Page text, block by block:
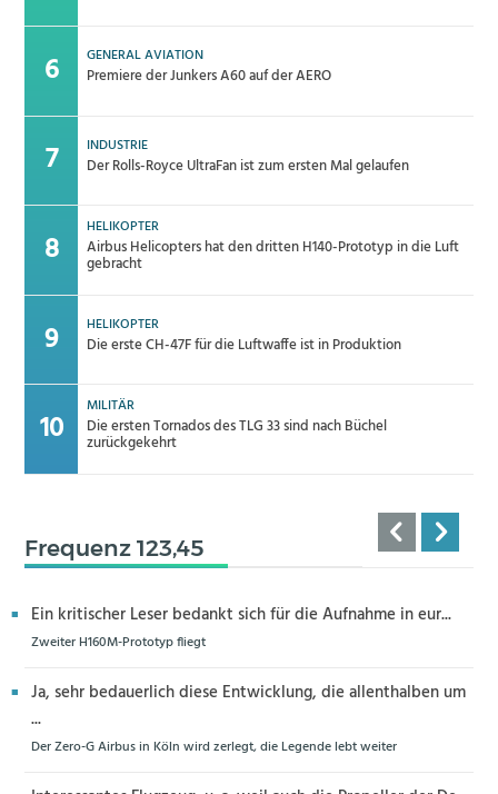
GENERAL AVIATION
Premiere der Junkers A60 auf der AERO
INDUSTRIE
Der Rolls-Royce UltraFan ist zum ersten Mal gelaufen
HELIKOPTER
Airbus Helicopters hat den dritten H140-Prototyp in die Luft
gebracht
HELIKOPTER
Die erste CH-47F für die Luftwaffe ist in Produktion
MILITÄR
Die ersten Tornados des TLG 33 sind nach Büchel
zurückgekehrt
Frequenz 123,45
Ein kritischer Leser bedankt sich für die Aufnahme in eur...
Zweiter H160M-Prototyp fliegt
Ja, sehr bedauerlich diese Entwicklung, die allenthalben um
...
Der Zero-G Airbus in Köln wird zerlegt, die Legende lebt weiter